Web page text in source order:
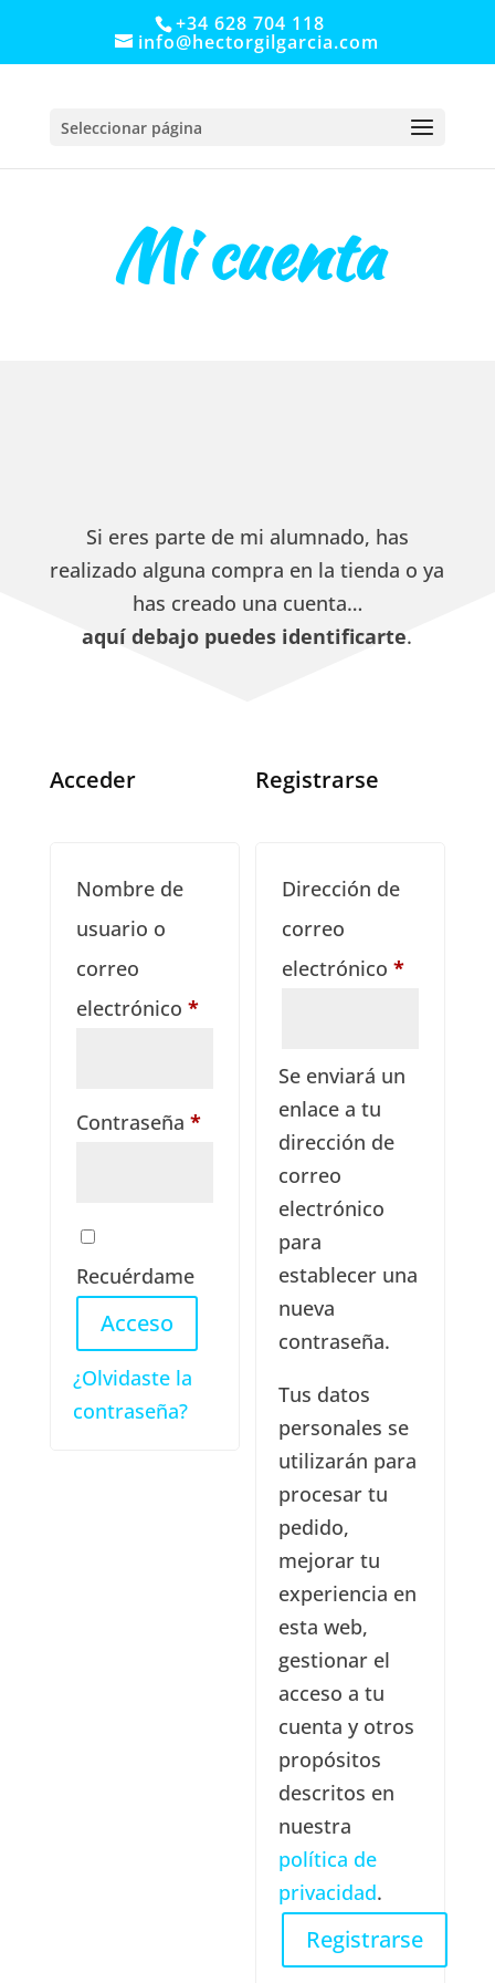
+34 628 704 118
info@hectorgilgarcia.com
Seleccionar página
Mi cuenta
Si eres parte de mi alumnado, has
realizado alguna compra en la tienda o ya
has creado una cuenta…
aquí debajo puedes identificarte.
Acceder
Nombre de
usuario o
correo
electrónico *Obligatorio
Contraseña *Obligatorio
Recuérdame
Acceso
¿Olvidaste la
contraseña?
Registrarse
Dirección de
correo
electrónico*
Se enviará un
enlace a tu
dirección de
correo
electrónico
para
establecer una
nueva
contraseña.
Tus datos
personales se
utilizarán para
procesar tu
pedido,
mejorar tu
experiencia en
esta web,
gestionar el
acceso a tu
cuenta y otros
propósitos
descritos en
nuestra
política de
privacidad.
Registrarse